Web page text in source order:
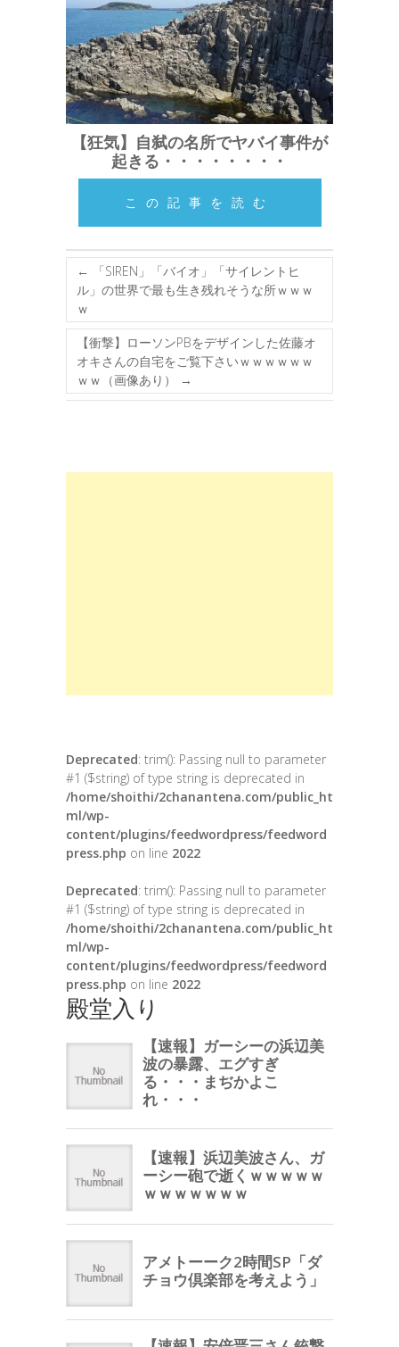
【狂気】自弑の名所でヤバイ事件が
起きる・・・・・・・・
この記事を読む
←
「SIREN」「バイオ」「サイレントヒ
ル」の世界で最も生き残れそうな所ｗｗｗ
ｗ
【衝撃】ローソンPBをデザインした佐藤オ
オキさんの自宅をご覧下さいｗｗｗｗｗｗ
ｗｗ（画像あり）
→
Deprecated: trim(): Passing null to parameter
#1 ($string) of type string is deprecated in
/home/shoithi/2chanantena.com/public_ht
ml/wp-
content/plugins/feedwordpress/feedword
press.php on line 2022
Deprecated: trim(): Passing null to parameter
#1 ($string) of type string is deprecated in
/home/shoithi/2chanantena.com/public_ht
ml/wp-
content/plugins/feedwordpress/feedword
press.php on line 2022
殿堂入り